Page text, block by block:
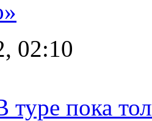
02:10
пока